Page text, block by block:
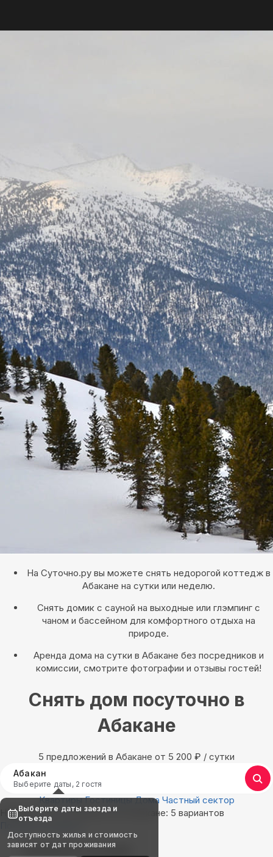
На Суточно.ру вы можете снять недорогой коттедж в
Абакане на сутки или неделю.
Снять домик с сауной на выходные или глэмпинг с
чаном и бассейном для комфортного отдыха на
природе.
Аренда дома на сутки в Абакане без посредников и
комиссии, смотрите фотографии и отзывы гостей!
Снять дом посуточно в
Абакане
5 предложений в Абакане oт 5 200 ₽ / сутки
Абакан
Выберите даты, 2 гостя
Квартиры Гостиницы Дома Частный сектор
Найдём, где остановиться в Абакане: 5 вариантов
Показать на карте
Выбирайте лучшее
Выберите даты заезда и
отъезда
Доступность жилья и стоимость
зависят от дат проживания